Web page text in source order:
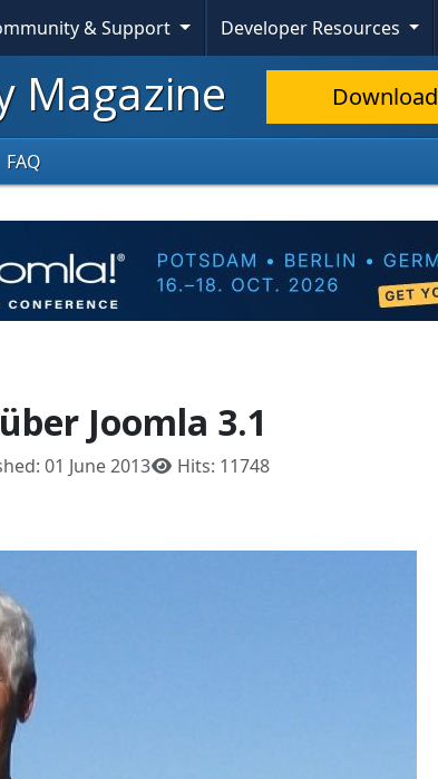
& Support Developer Resources
Magazine Download
FAQ
Joomla 3.1
01 June 2013 Hits: 11748